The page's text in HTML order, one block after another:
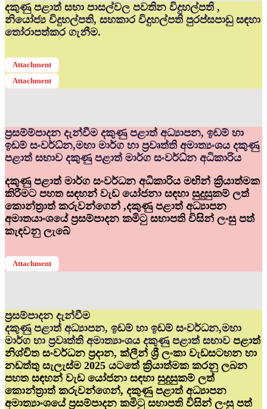
දකුණු පළාත් සභා පාසල්වල පවතින විදුහල්පති ,
නියෝජ්‍ය විදුහල්පති, සහකාර විදුහල්පති පුරප්සපාඩු සඳහා
තෝරාපත්කර ගැනීම.
Attachment
Attachment
ප්‍රසම්ම්පාදන දැන්වීම දකුණු පළාත් අධ්‍යාපන, ඉඩම් හා
ඉඩම් සංවර්ධ්‍න,මහා මාර්ග හා ප්‍රවෘත්ති අමාත්‍යංශය දකුණු
පළාත් සභාව දකුණු පළාත් මාර්ග සංවර්ධ්‍න අධිකාරිය
දකුණු පළාත් මාර්ග සංවර්ධන අධිකාරිය මඟින් ක්‍රියාත්මක
කිරීමට පහත සඳහන් වැඩ යෝජනා සඳහා සුදුසුකම් ලත්
කොන්ත්‍රාත් කරුවන්ගෙන් ,දකුණු පළාත් අධ්‍යාපන
අමාතයාංශයේ ප්‍රසම්පාදන කමිටු සභාපති විසින් ලංසු පත්
කැඳවනු ලැබේ
Attachment
ප්‍රසම්පාදන දැන්වීම
දකුණු පළාත් අධ්‍යාපන, ඉඩම් හා ඉඩම් සංවර්ධන,මහා
මාර්ග හා ප්‍රවෘත්ති අමාත්‍යාංශය දකුණු පළාත් සභාව පළාත්
නිශ්චිත සංවර්ධන ප්‍රදාන, ක්ලීන් ශ්‍රී ලංකා වැඩසටහන හා
නඩත්තු සැලැස්ම 2025 යටතේ ක්‍රියාත්මක කරනු ලබන
පහත සඳහන් වැඩ යෝජනා සඳහා සුදුසුකම් ලත්
කොන්ත්‍රාත් කරුවන්ගෙන්, දකුණු පළාත් අධ්‍යාපන
අමාත්‍යාංශයේ ප්‍රසම්පාදන කමිටු සභාපති විසින් ලංසු පත්